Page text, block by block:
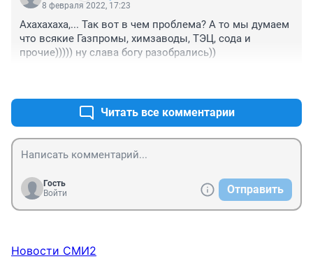
8 февраля 2022, 17:23
Ахахахаха,... Так вот в чем проблема? А то мы думаем
что всякие Газпромы, химзаводы, ТЭЦ, сода и
прочие))))) ну слава богу разобрались))
Читать все комментарии
Гость
Войти
Отправить
Новости СМИ2